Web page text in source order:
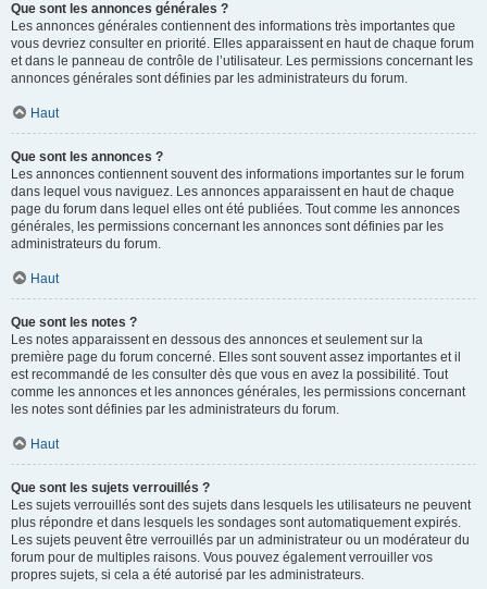
Que sont les annonces générales ?
Les annonces générales contiennent des informations très importantes que
vous devriez consulter en priorité. Elles apparaissent en haut de chaque forum
et dans le panneau de contrôle de l’utilisateur. Les permissions concernant les
annonces générales sont définies par les administrateurs du forum.
Haut
Que sont les annonces ?
Les annonces contiennent souvent des informations importantes sur le forum
dans lequel vous naviguez. Les annonces apparaissent en haut de chaque
page du forum dans lequel elles ont été publiées. Tout comme les annonces
générales, les permissions concernant les annonces sont définies par les
administrateurs du forum.
Haut
Que sont les notes ?
Les notes apparaissent en dessous des annonces et seulement sur la
première page du forum concerné. Elles sont souvent assez importantes et il
est recommandé de les consulter dès que vous en avez la possibilité. Tout
comme les annonces et les annonces générales, les permissions concernant
les notes sont définies par les administrateurs du forum.
Haut
Que sont les sujets verrouillés ?
Les sujets verrouillés sont des sujets dans lesquels les utilisateurs ne peuvent
plus répondre et dans lesquels les sondages sont automatiquement expirés.
Les sujets peuvent être verrouillés par un administrateur ou un modérateur du
forum pour de multiples raisons. Vous pouvez également verrouiller vos
propres sujets, si cela a été autorisé par les administrateurs.